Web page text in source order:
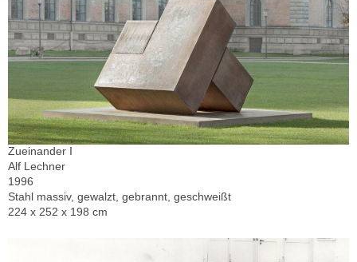
Zueinander I
Alf Lechner
1996
Stahl massiv, gewalzt, gebrannt, geschweißt
224 x 252 x 198 cm